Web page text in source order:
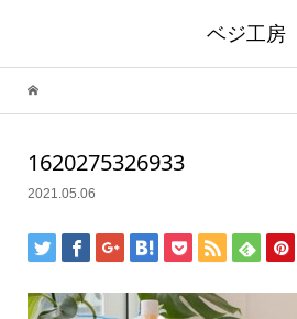
ベジ工房
1620275326933
2021.05.06